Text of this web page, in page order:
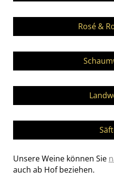
Rosé &
Unsere Weine können Sie
auch ab Hof beziehen.